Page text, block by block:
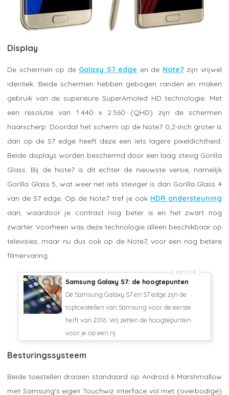
Display
De schermen op de Galaxy S7 edge en de Note7zijn vrijwel
identiek. Beide schermen hebben gebogen randen en maken
gebruik van de superieure SuperAmoled HD technologie. Met
een resolutie van 1.440 x 2.560 (QHD) zijn de schermen
haarscherp. Doordat het scherm op de Note7 0,2-inch groter is
dan op de S7 edge heeft deze een iets lagere pixeldichtheid.
Beide displays worden beschermd door een laag stevig Gorilla
Glass. Bij de Note7 is dit echter de nieuwste versie, namelijk
Gorilla Glass 5, wat weer net iets steviger is dan Gorilla Glass 4
van de S7 edge. Op de Note7 tref je ook HDR ondersteuning
aan, waardoor je contrast nog beter is en het zwart nog
zwarter. Voorheen was deze technologie alleen beschikbaar op
televisies, maar nu dus ook op de Note7, voor een nog betere
filmervaring.
lees ook
Samsung Galaxy S7: de hoogtepunten
De Samsung Galaxy S7 en S7 edge zijn de
toptoestellen van Samsung voor de eerste
helft van 2016. Wij zetten de hoogtepunten
voor je op een rij.
Besturingssysteem
Beide toestellen draaien standaard op Android 6 Marshmallow
met Samsung's eigen Touchwiz interface vol met (overbodige)